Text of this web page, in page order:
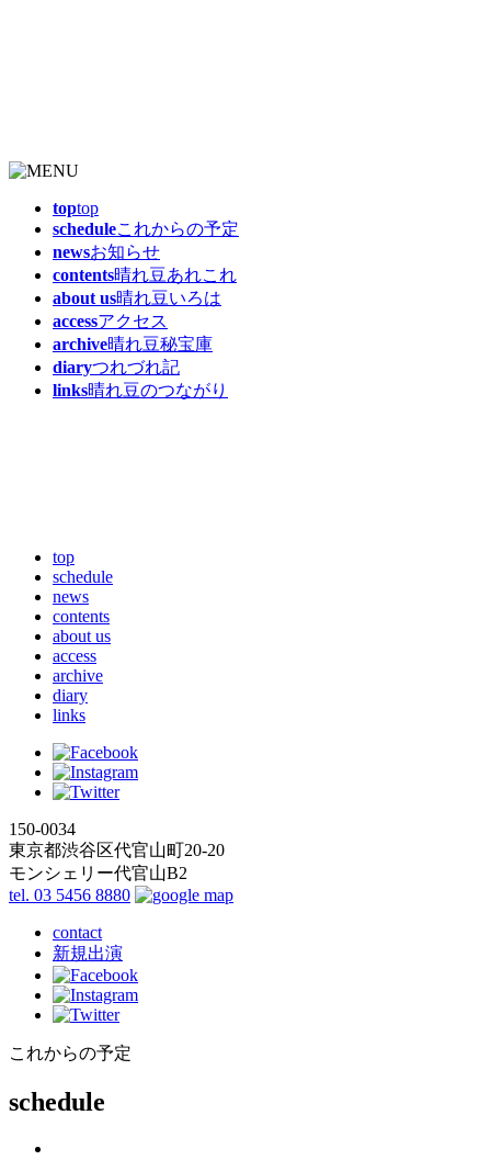
toptop
scheduleこれからの予定
newsお知らせ
contents晴れ豆あれこれ
about us晴れ豆いろは
accessアクセス
archive晴れ豆秘宝庫
diaryつれづれ記
links晴れ豆のつながり
top
schedule
news
contents
about us
access
archive
diary
links
150-0034
東京都渋谷区代官山町20-20
モンシェリー代官山B2
tel. 03 5456 8880
contact
新規出演
これからの予定
schedule